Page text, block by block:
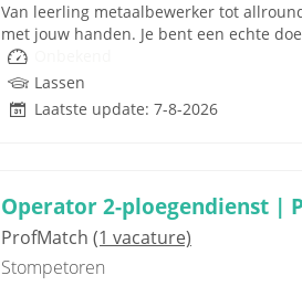
Van leerling metaalbewerker tot
met jouw handen. Je bent een echte
Lassen
Laatste update: 7-8-2026
Operator 2-ploegendienst |
ProfMatch (1 vacature)
Stompetoren